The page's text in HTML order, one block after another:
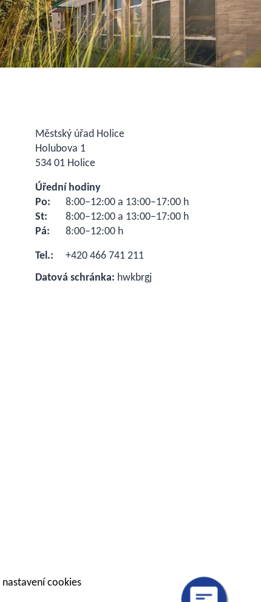
Městský úřad Holice
Holubova 1
534 01 Holice
Úřední hodiny
Po:
8:00–12:00 a 13:00–17:00 h
St:
8:00–12:00 a 13:00–17:00 h
Pá:
8:00–12:00 h
Tel.:
+420 466 741 211
Datová schránka: hwkbrgj
nastavení cookies